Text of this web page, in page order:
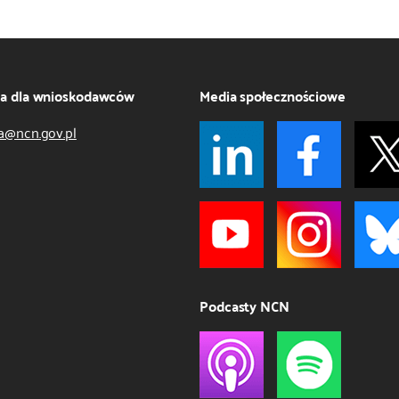
dla wnioskodawców Media społecznościowe
Podcasty NCN